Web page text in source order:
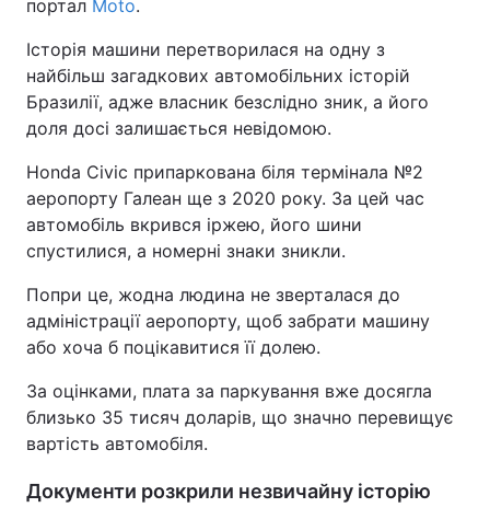
портал Moto.
Історія машини перетворилася на одну з
найбільш загадкових автомобільних історій
Бразилії, адже власник безслідно зник, а його
доля досі залишається невідомою.
Honda Civic припаркована біля термінала №2
аеропорту Галеан ще з 2020 року. За цей час
автомобіль вкрився іржею, його шини
спустилися, а номерні знаки зникли.
Попри це, жодна людина не зверталася до
адміністрації аеропорту, щоб забрати машину
або хоча б поцікавитися її долею.
За оцінками, плата за паркування вже досягла
близько 35 тисяч доларів, що значно перевищує
вартість автомобіля.
Документи розкрили незвичайну історію